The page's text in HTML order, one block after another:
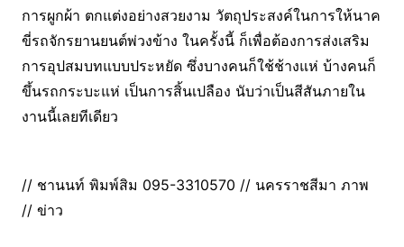
การผูกผ้า ตกแต่งอย่างสวยงาม วัตถุประสงค์ในการให้นาค
ขี่รถจักรยานยนต์พ่วงข้าง ในครั้งนี้ ก็เพื่อต้องการส่งเสริม
การอุปสมบทแบบประหยัด ซึ่งบางคนก็ใช้ช้างแห่ บ้างคนก็
ขึ้นรถกระบะแห่ เป็นการสิ้นเปลือง นับว่าเป็นสีสันภายใน
งานนี้เลยทีเดียว
// ชานนท์ พิมพ์สิม 095-3310570 // นครราชสีมา ภาพ
// ข่าว